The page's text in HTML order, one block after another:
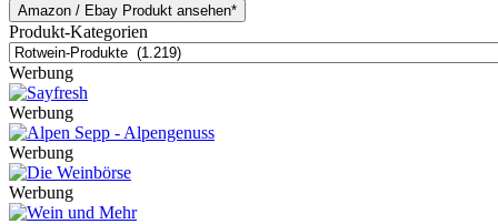
Amazon / Ebay Produkt ansehen*
Produkt-Kategorien
Werbung
Werbung
Werbung
Werbung